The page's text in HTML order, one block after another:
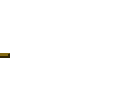
…
Suchen …